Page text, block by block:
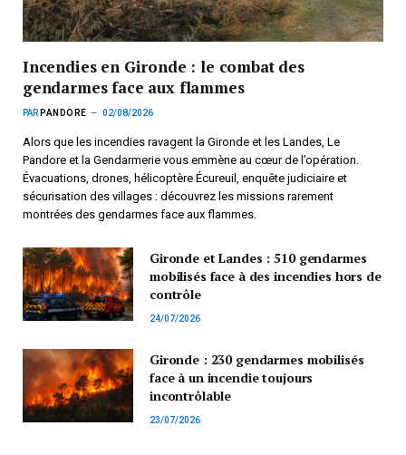
Incendies en Gironde : le combat des
gendarmes face aux flammes
PAR PANDORE 02/08/2026
Alors que les incendies ravagent la Gironde et les Landes, Le
Pandore et la Gendarmerie vous emmène au cœur de l’opération.
Évacuations, drones, hélicoptère Écureuil, enquête judiciaire et
sécurisation des villages : découvrez les missions rarement
montrées des gendarmes face aux flammes.
Gironde et Landes : 510 gendarmes
mobilisés face à des incendies hors de
contrôle
24/07/2026
Gironde : 230 gendarmes mobilisés
face à un incendie toujours
incontrôlable
23/07/2026